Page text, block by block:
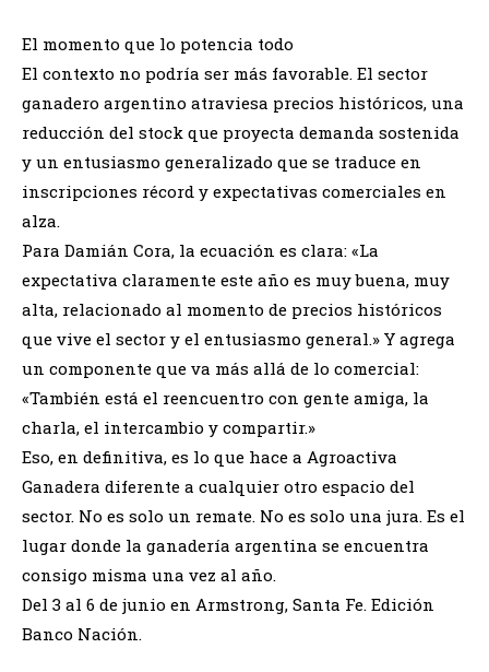
El momento que lo potencia todo
El contexto no podría ser más favorable. El sector
ganadero argentino atraviesa precios históricos, una
reducción del stock que proyecta demanda sostenida
y un entusiasmo generalizado que se traduce en
inscripciones récord y expectativas comerciales en
alza.
Para Damián Cora, la ecuación es clara: «La
expectativa claramente este año es muy buena, muy
alta, relacionado al momento de precios históricos
que vive el sector y el entusiasmo general.» Y agrega
un componente que va más allá de lo comercial:
«También está el reencuentro con gente amiga, la
charla, el intercambio y compartir.»
Eso, en definitiva, es lo que hace a Agroactiva
Ganadera diferente a cualquier otro espacio del
sector. No es solo un remate. No es solo una jura. Es el
lugar donde la ganadería argentina se encuentra
consigo misma una vez al año.
Del 3 al 6 de junio en Armstrong, Santa Fe. Edición
Banco Nación.